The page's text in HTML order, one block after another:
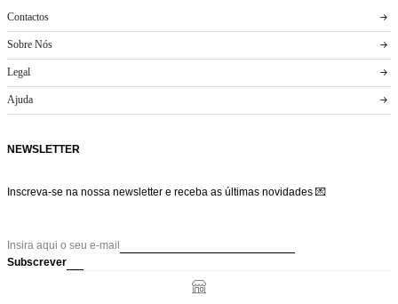
Contactos
Sobre Nós
Legal
Ajuda
NEWSLETTER
Inscreva-se na nossa newsletter e receba as últimas novidades 💌
Insira aqui o seu e-mail
Subscrever